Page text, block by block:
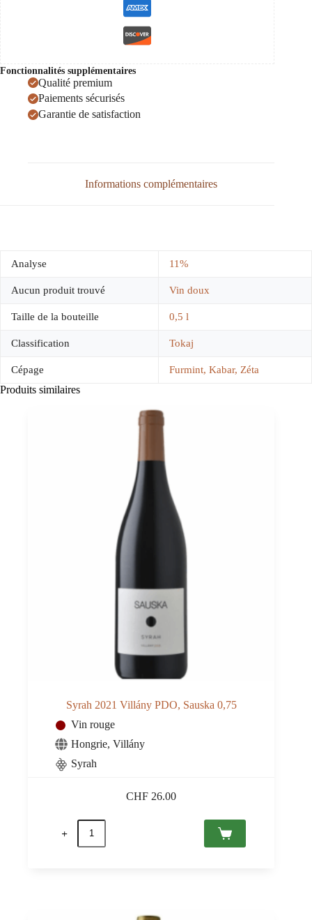
Fonctionnalités supplémentaires
Qualité premium
Paiements sécurisés
Garantie de satisfaction
Informations complémentaires
Analyse 11%
Aucun produit trouvé Vin doux
Taille de la bouteille 0,5 l
Classification Tokaj
Cépage Furmint, Kabar, Zéta
Produits similaires
Syrah 2021 Villány PDO, Sauska 0,75
Vin rouge
Hongrie, Villány
Syrah
CHF 26.00
quantité
Syrah